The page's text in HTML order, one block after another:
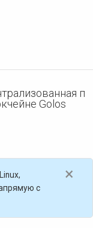
п
Golos
×
с